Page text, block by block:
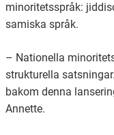
minoritetsspråk:
samiska språk.
– Nationella
strukturella
bakom denna
Annette.